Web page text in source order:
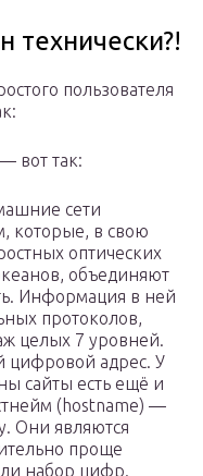
технически?!
пользователя
вот так:
сети
которые, в свою
оптических
объединяют
Информация в ней
протоколов,
целых 7 уровней.
цифровой адрес. У
сайты есть ещё и
(hostname) —
Они являются
проще
набор цифр.